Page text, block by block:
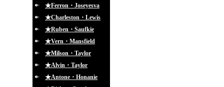
★Ferron・Joseyesva
★Charleston・Lewis
★Ruben・Saufkie
★Vern・Mansfield
★Milson・Taylor
★Alvin・Taylor
★Antone・Honanie